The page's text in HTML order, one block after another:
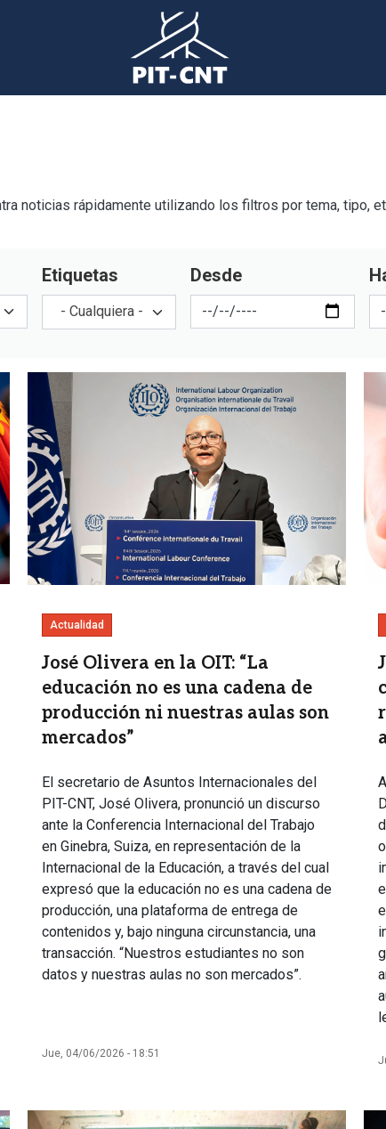
noticias rápidamente utilizando los filtros por tema, tipo,
Etiquetas
- Cualquiera -
Desde
Imagen
Actualidad
José Olivera en la OIT: “La
educación no es una cadena de
producción ni nuestras aulas son
mercados”
El secretario de Asuntos Internacionales del
PIT-CNT, José Olivera, pronunció un discurso
ante la Conferencia Internacional del Trabajo
en Ginebra, Suiza, en representación de la
Internacional de la Educación, a través del cual
expresó que la educación no es una cadena de
producción, una plataforma de entrega de
contenidos y, bajo ninguna circunstancia, una
transacción. “Nuestros estudiantes no son
datos y nuestras aulas no son mercados”.
Jue, 04/06/2026 - 18:51
Imagen